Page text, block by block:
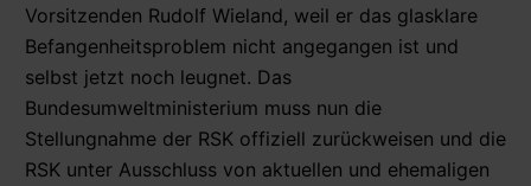
Vorsitzenden Rudolf Wieland, weil er das glasklare
Befangenheitsproblem nicht angegangen ist und
selbst jetzt noch leugnet. Das
Bundesumweltministerium muss nun die
Stellungnahme der RSK offiziell zurückweisen und die
RSK unter Ausschluss von aktuellen und ehemaligen